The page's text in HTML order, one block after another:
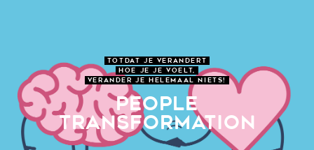
TOTDAT JE VERANDERT
HOE JE JE VOELT,
VERANDER JE HELEMAAL NIETS!
PEOPLE
TRANSFORMATION